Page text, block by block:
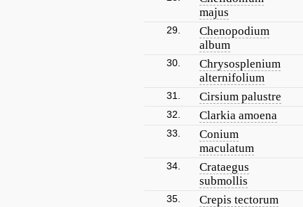
majus
29.
Chenopodium
album
30.
Chrysosplenium
alternifolium
31. Cirsium palustre
32.
Clarkia amoena
33.
Conium
maculatum
34.
Crataegus
submollis
35. Crepis tectorum